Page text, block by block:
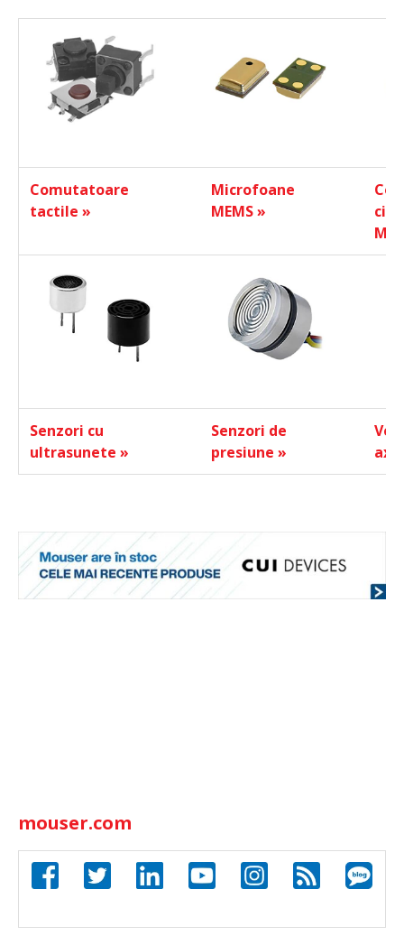
Comutatoare
tactile »
Microfoane
MEMS »
Senzori cu
ultrasunete »
Senzori de
presiune »
mouser.com